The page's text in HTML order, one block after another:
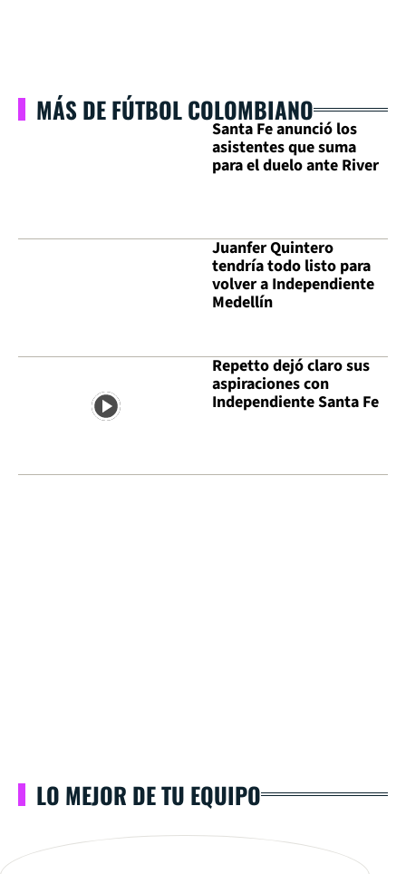
MÁS DE FÚTBOL COLOMBIANO
Santa Fe anunció los
asistentes que suma
para el duelo ante River
Juanfer Quintero
tendría todo listo para
volver a Independiente
Medellín
Repetto dejó claro sus
aspiraciones con
Independiente Santa Fe
LO MEJOR DE TU EQUIPO